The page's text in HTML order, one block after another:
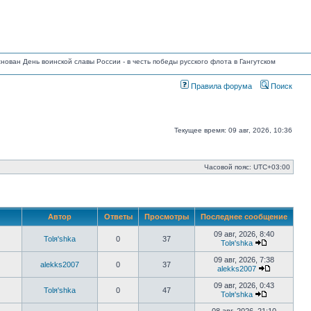
День воинской славы России - в честь победы русского флота в Гангутском
Правила форума Поиск
Текущее время: 09 авг, 2026, 10:36
Часовой пояс: UTC+03:00
Автор Ответы Просмотры Последнее сообщение
Tolя'shka 0 37
09 авг, 2026, 8:40
Tolя'shka
Перейти
к
последнему
alekks2007 0 37
09 авг, 2026, 7:38
alekks2007
Перейти
к
Tolя'shka 0 47
09 авг, 2026, 0:43
Tolя'shka
Перейти